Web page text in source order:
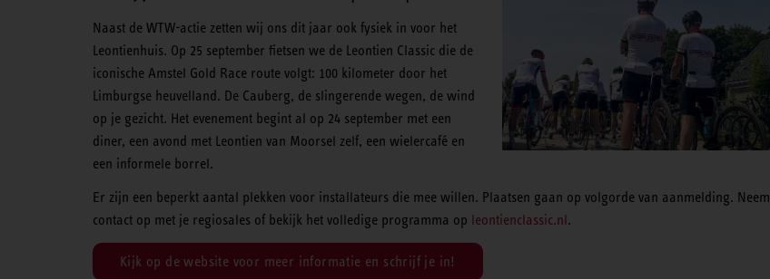
Naast de WTW-actie zetten wij ons dit jaar ook fysiek in voor het
Leontienhuis. Op 25 september fietsen we de Leontien Classic die de
iconische Amstel Gold Race route volgt: 100 kilometer door het
Limburgse heuvelland. De Cauberg, de slingerende wegen, de wind
op je gezicht. Het evenement begint al op 24 september met een
diner, een avond met Leontien van Moorsel zelf, een wielercafé en
een informele borrel.
Er zijn een beperkt aantal plekken voor installateurs die mee willen. Plaatsen gaan op volgorde van aanmelding. Neem
contact op met je regiosales of bekijk het volledige programma op leontienclassic.nl.
Kijk op de website voor meer informatie en schrijf je in!